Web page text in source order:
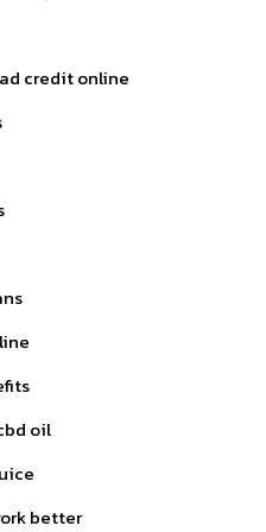
credit online
oil
better